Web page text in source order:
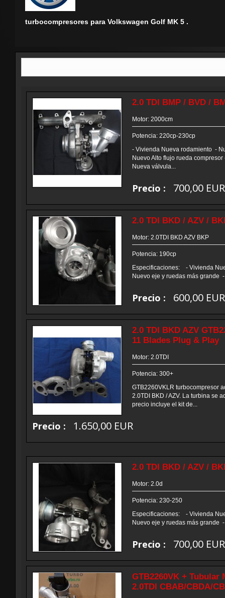
turbocompresores para Volkswagen Golf MK 5 .
2.0 TDI BMP / BVD /
Motor: 2000cm
Potencia: 220cp-230cp
- Vivienda Nueva rodamiento -
Nuevo Alto flujo rueda
Nueva válvula...
Precio : 700,00
2.0 TDI BKD / AZV /
Motor: 2.0TDI BKD AZV BKP
Potencia: 190cp
Especificaciones: - Vivienda
Nuevo eje y ruedas más grande
Precio : 600,00
2.0 TDI BKD AZV
11 Blades Plug & Play
Motor: 2.0TDI
Potencia: 300+
GTB2260VKLR turbocompresor
2.0TDI BKD / AZV. La turbina se
precio incluye el kit de...
Precio : 1.650,00 EUR
2.0 TDI BKD / AZV /
Motor: 2.0d
Potencia: 230-250
Especificaciones: - Vivienda
Nuevo eje y ruedas más grande
Precio : 700,00
GTB2260VK + Tubular
2.0TDI CBAB/CBDA/